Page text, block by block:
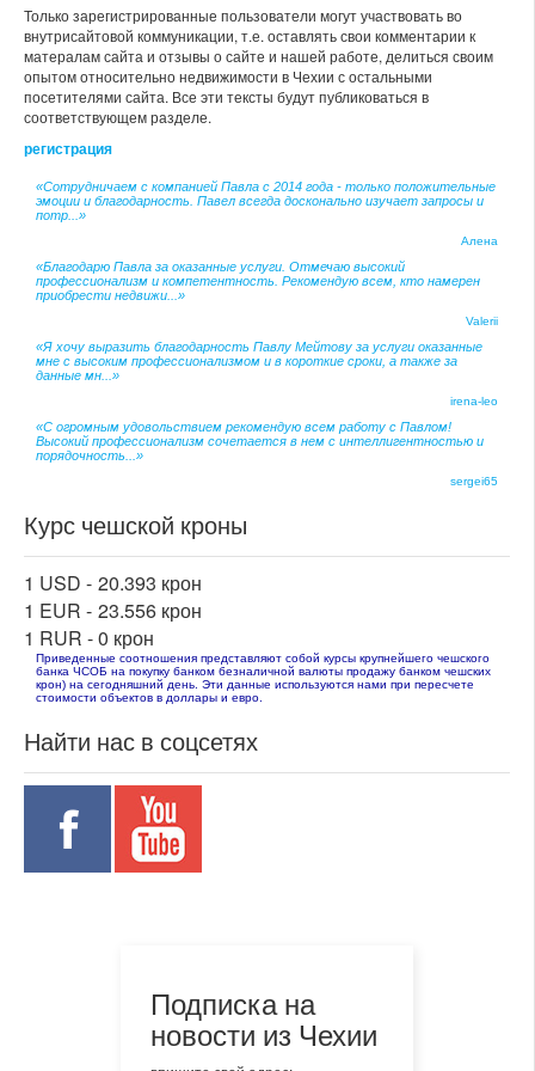
Только зарегистрированные пользователи могут участвовать во
внутрисайтовой коммуникации, т.е. оставлять свои комментарии к
матералам сайта и отзывы о сайте и нашей работе, делиться своим
опытом относительно недвижимости в Чехии с остальными
посетителями сайта. Все эти тексты будут публиковаться в
соответствующем разделе.
регистрация
«Сотрудничаем с компанией Павла с 2014 года - только положительные
эмоции и благодарность. Павел всегда досконально изучает запросы и
потр...»
Алена
«Благодарю Павла за оказанные услуги. Отмечаю высокий
профессионализм и компетентность. Рекомендую всем, кто намерен
приобрести недвижи...»
Valerii
«Я хочу выразить благодарность Павлу Мейтову за услуги оказанные
мне с высоким профессионализмом и в короткие сроки, а также за
данные мн...»
irena-leo
«С огромным удовольствием рекомендую всем работу с Павлом!
Высокий профессионализм сочетается в нем с интеллигентностью и
порядочность...»
sergei65
Курс чешской кроны
1 USD - 20.393 крон
1 EUR - 23.556 крон
1 RUR -0 крон
Приведенные соотношения представляют собой курсы крупнейшего чешского
банка ЧСОБ на покупку банком безналичной валюты продажу банком чешских
крон) на сегодняшний день. Эти данные используются нами при пересчете
стоимости объектов в доллары и евро.
Найти нас в соцсетях
Подписка на
новости из Чехии